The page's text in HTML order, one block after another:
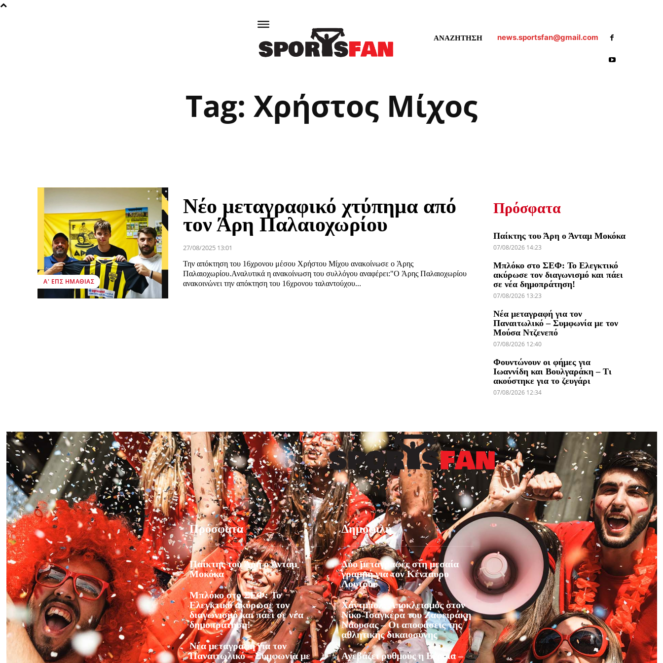
ΑΝΑΖΗΤΗΣΗ news.sportsfan@gmail.com
Tag: Χρήστος Μίχος
Α' ΕΠΣ ΗΜΑΘΊΑΣ
Nέο μεταγραφικό χτύπημα από
τον Άρη Παλαιοχωρίου
27/08/2025 13:01
Την απόκτηση του 16χρονου μέσου Χρήστου Μίχου ανακοίνωσε ο Άρης
Παλαιοχωρίου.Αναλυτικά η ανακοίνωση του συλλόγου αναφέρει:"Ο Άρης Παλαιοχωρίου
ανακοινώνει την απόκτηση του 16χρονου ταλαντούχου...
Πρόσφατα
Παίκτης του Άρη ο Άνταμ Μοκόκα
07/08/2026 14:23
Μπλόκο στο ΣΕΦ: Το Ελεγκτικό
ακύρωσε τον διαγωνισμό και πάει
σε νέα δημοπράτηση!
07/08/2026 13:23
Νέα μεταγραφή για τον
Παναιτωλικό – Συμφωνία με τον
Μούσα Ντζενεπό
07/08/2026 12:40
Φουντώνουν οι φήμες για
Ιωαννίδη και Βουλγαράκη – Τι
ακούστηκε για το ζευγάρι
07/08/2026 12:34
Πρόσφατα
Παίκτης του Άρη ο Άνταμ
Μοκόκα
Μπλόκο στο ΣΕΦ: Το
Ελεγκτικό ακύρωσε τον
διαγωνισμό και πάει σε νέα
δημοπράτηση!
Νέα μεταγραφή για τον
Παναιτωλικό – Συμφωνία με
Δημοφιλή
Δύο μεταγραφές στη μεσαία
γραμμή για τον Κένταυρο
Λουτρού
Χάντμπολ: Αποκλεισμός στον
Νίκο Τσαγκέρα του Ζαφειράκη
Νάουσας – Οι αποφάσεις της
αθλητικής δικαιοσύνης
Ανεβάζει ρυθμούς η Βέροια –